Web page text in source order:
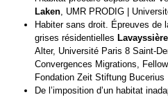
Laken , UMR PRODIG |
Habiter sans droit. Épreuves de
grises résidentielles
Alter, Université Paris 8 Saint-
Convergences Migrations,
Fondation Zeit Stiftung Bucerius
De l’imposition d’un habitat